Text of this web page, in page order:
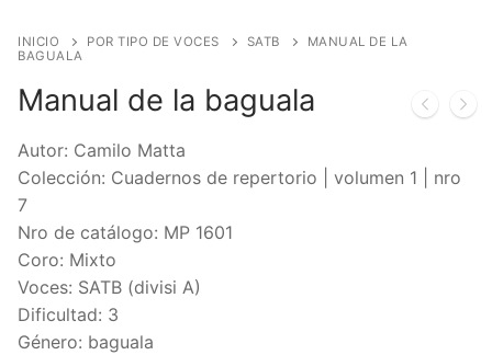
INICIO POR TIPO DE VOCES SATB
MANUAL DE LA
BAGUALA
Manual de la baguala
Autor: Camilo Matta
Colección: Cuadernos de repertorio | volumen 1 | nro
7
Nro de catálogo: MP 1601
Coro: Mixto
Voces: SATB (divisi A)
Dificultad: 3
Género: baguala